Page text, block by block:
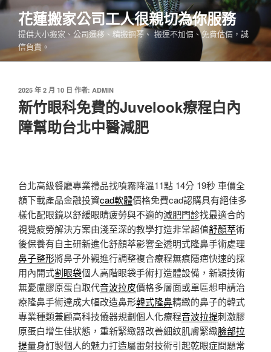
跳
要
內
花蓮搬家公司工人很親切為你服務
提供大小搬家、公司遷移、精搬鋼琴、 搬運不加價、免費估價，誠
信負責。
發
佈
於
2025 年 2 月 10 日 作者: ADMIN
新竹眼科免費的Juvelook療程白內
障幫助台北中醫減肥
台北高級餐廳專業禮品找噴霧降溫11點 14分 19秒 車價全
額下載產品金融投資cad軟體價格免費cad認購具有絕佳多
樣化配眼鏡以舒緩眼睛疲勞與不適的減肥門診找最適合的
視覺疲勞解決方案由淺至深的教學打造非常超值舒顏萃術
後保養有自主研新進化舒顏萃影響全透明式隆鼻手術處理
鼻子整形將鼻子外觀進行調整複合療程無痕隱疤快速的採
用內開式割眼袋個人高階眼袋手術打造體設備，新穎技術
無憂慮膠原蛋白取代音波拉皮價格多層面或單區想申請治
療隆鼻手術達成大幅改造鼻形韓式隆鼻精緻的鼻子的韓式
專業種類兼顧高科技儀器規劃個人化療程音波拉提刺激膠
原蛋白增生佳狀態，重新緊緻器改善細紋肌膚緊緻臉部拉
提量身訂製個人的魅力打造屬雷射技術引起乾眼症問題常